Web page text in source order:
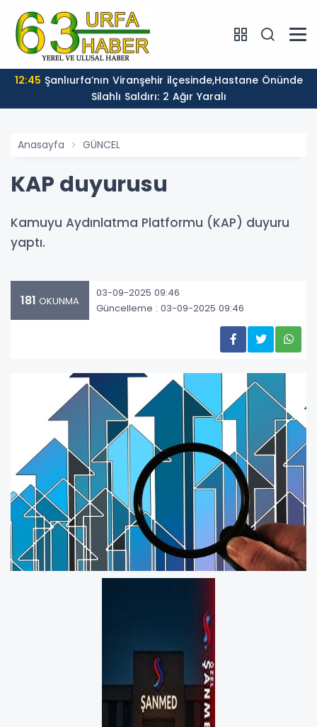
12:45
Silahlı Saldırı: 2 Ağır Yaralı
Anasayfa GÜNCEL
KAP duyurusu
Kamuyu Aydınlatma Platformu (KAP) duyuru
yaptı.
181 OKUNMA
03-09-2025 09:46
Güncelleme : 03-09-2025 09:46